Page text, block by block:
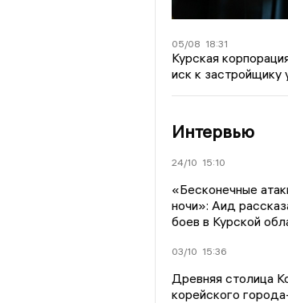
05/08 18:31
Курская
иск к
Интервью
24/10 15:10
«Бесконечные
ночи»: Аид
боев в Курской
03/10 15:36
Древняя столица
корейского